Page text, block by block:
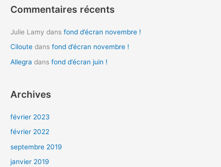
:
Commentaires récents
Julie Lamy dansfond d’écran novembre !
Ciloute dansfond d’écran novembre !
Allegra dansfond d’écran juin !
Archives
février 2023
février 2022
septembre 2019
janvier 2019